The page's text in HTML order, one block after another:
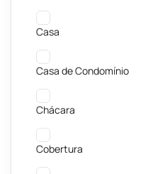
Casa
Casa de Condomínio
Chácara
Cobertura